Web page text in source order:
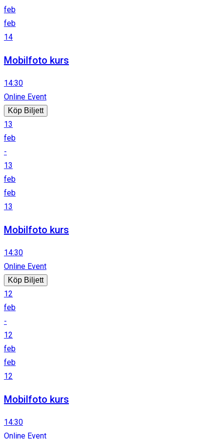
feb
feb
14
Mobilfoto kurs
14:30
Online Event
Köp Biljett
13
feb
-
13
feb
feb
13
Mobilfoto kurs
14:30
Online Event
Köp Biljett
12
feb
-
12
feb
feb
12
Mobilfoto kurs
14:30
Online Event